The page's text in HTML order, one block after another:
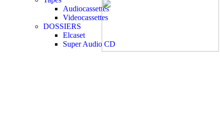
Audiocassettes
Videocassettes
DOSSIERS
Elcaset
Super Audio CD